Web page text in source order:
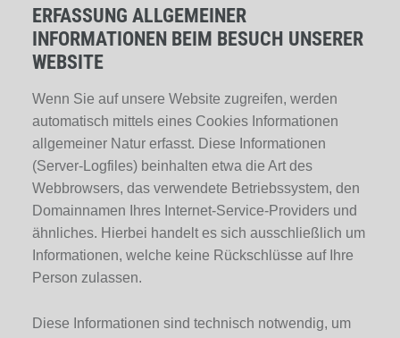
ERFASSUNG ALLGEMEINER
INFORMATIONEN BEIM BESUCH UNSERER
WEBSITE
Wenn Sie auf unsere Website zugreifen, werden
automatisch mittels eines Cookies Informationen
allgemeiner Natur erfasst. Diese Informationen
(Server-Logfiles) beinhalten etwa die Art des
Webbrowsers, das verwendete Betriebssystem, den
Domainnamen Ihres Internet-Service-Providers und
ähnliches. Hierbei handelt es sich ausschließlich um
Informationen, welche keine Rückschlüsse auf Ihre
Person zulassen.
Diese Informationen sind technisch notwendig, um